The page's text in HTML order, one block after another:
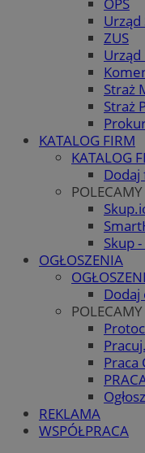
ZUS
Urząd
Straż
Straż
KATALOG FIRM
KATALOG
POLECAMY
Skup
OGŁOSZENIA
Dodaj
POLECAMY
Praca
REKLAMA
WSPÓŁPRACA